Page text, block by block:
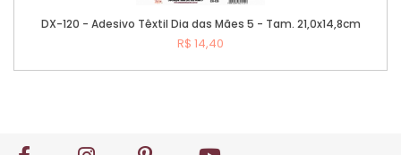
DX-120 - Adesivo Têxtil Dia das Mães 5 - Tam. 21,0x14,8cm
R$ 14,40